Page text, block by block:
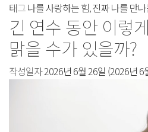
태그나를 사랑하는 힘,진짜 나를 만
긴 연수 동안 이렇
맑을 수가 있을까?
작성일자2026년 6월 26일 (2026년 6